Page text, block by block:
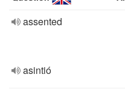
assented
asintió